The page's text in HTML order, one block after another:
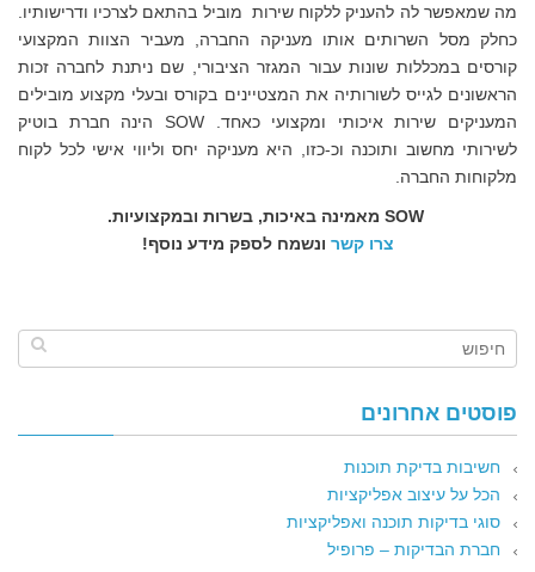
מה שמאפשר לה להעניק ללקוח שירות מוביל בהתאם לצרכיו ודרישותיו.
כחלק מסל השרותים אותו מעניקה החברה, מעביר הצוות המקצועי
קורסים במכללות שונות עבור המגזר הציבורי, שם ניתנת לחברה זכות
הראשונים לגייס לשורותיה את המצטיינים בקורס ובעלי מקצוע מובילים
המעניקים שירות איכותי ומקצועי כאחד. SOW הינה חברת בוטיק
לשירותי מחשוב ותוכנה וכ-כזו, היא מעניקה יחס וליווי אישי לכל לקוח
מלקוחות החברה.
SOW מאמינה באיכות, בשרות ובמקצועיות.
צרו קשר ונשמח לספק מידע נוסף!
פוסטים אחרונים
חשיבות בדיקת תוכנות
הכל על עיצוב אפליקציות
סוגי בדיקות תוכנה ואפליקציות
חברת הבדיקות – פרופיל